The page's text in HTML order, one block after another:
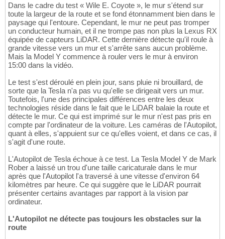
Dans le cadre du test « Wile E. Coyote », le mur s'étend sur
toute la largeur de la route et se fond étonnamment bien dans le
paysage qui l'entoure. Cependant, le mur ne peut pas tromper
un conducteur humain, et il ne trompe pas non plus la Lexus RX
équipée de capteurs LiDAR. Cette dernière détecte qu'il roule à
grande vitesse vers un mur et s'arrête sans aucun problème.
Mais la Model Y commence à rouler vers le mur à environ
15:00 dans la vidéo.
Le test s'est déroulé en plein jour, sans pluie ni brouillard, de
sorte que la Tesla n'a pas vu qu'elle se dirigeait vers un mur.
Toutefois, l'une des principales différences entre les deux
technologies réside dans le fait que le LiDAR balaie la route et
détecte le mur. Ce qui est imprimé sur le mur n'est pas pris en
compte par l'ordinateur de la voiture. Les caméras de l'Autopilot,
quant à elles, s'appuient sur ce qu'elles voient, et dans ce cas, il
s'agit d'une route.
L'Autopilot de Tesla échoue à ce test. La Tesla Model Y de Mark
Rober a laissé un trou d'une taille caricaturale dans le mur
après que l'Autopilot l'a traversé à une vitesse d'environ 64
kilomètres par heure. Ce qui suggère que le LiDAR pourrait
présenter certains avantages par rapport à la vision par
ordinateur.
L'Autopilot ne détecte pas toujours les obstacles sur la
route